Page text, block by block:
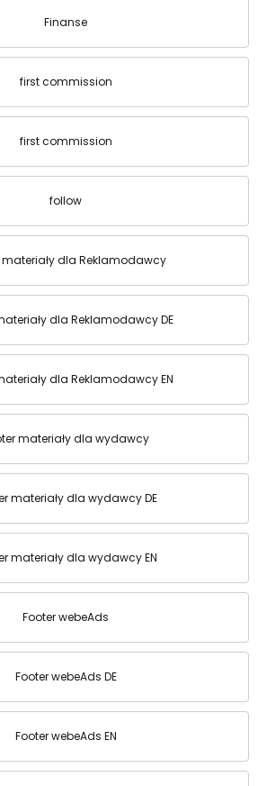
Finanse
first commission
first commission
follow
materiały dla Reklamodawcy
dla Reklamodawcy DE
dla Reklamodawcy EN
materiały dla wydawcy
materiały dla wydawcy DE
materiały dla wydawcy EN
Footer webeAds
Footer webeAds DE
Footer webeAds EN